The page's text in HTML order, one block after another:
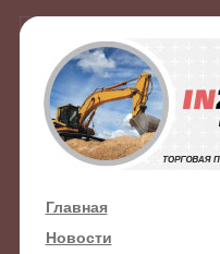
Главная
Новости